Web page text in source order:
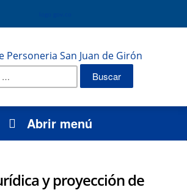
Buscar:
Abrir menú
y proyección de